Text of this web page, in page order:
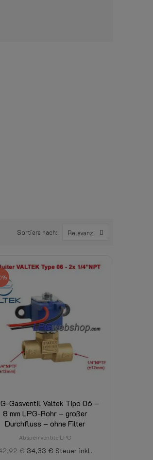
Sortiere nach: Relevanz
Gasventil Valtek Tipo 06 –
8 mm LPG-Rohr – großer
Durchfluss – ohne Filter
Absperrventile LPG
€ 34,33 € Steuer inkl.